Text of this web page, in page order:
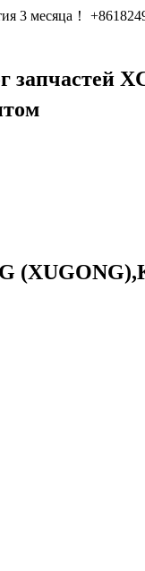
3 месяца！
запчастей